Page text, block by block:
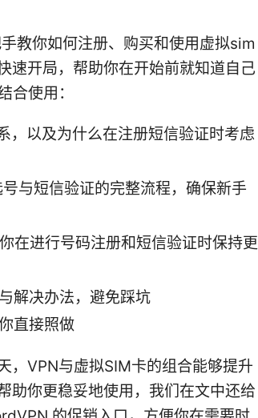
教你如何注册、购买和使用虚拟sim
速开局，帮助你在开始前就知道自己
合使用：
，以及为什么在注册短信验证时考虑
与短信验证的完整流程，确保新手
在进行号码注册和短信验证时保持更
解决办法，避免踩坑
直接照做
，VPN与虚拟SIM卡的组合能够提升
助你更稳妥地使用，我们在文中还给